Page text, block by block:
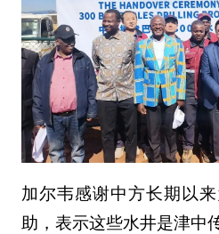
加尔韦感谢中方长期以
助，表示这些水井是津中